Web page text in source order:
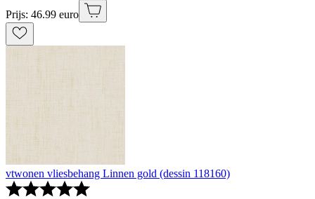
Prijs: 46.99 euro
vtwonen vliesbehang Linnen gold (dessin 118160)